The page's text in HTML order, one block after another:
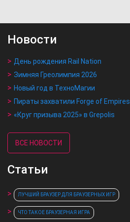
Новости
День рождения Rail Nation
Зимняя Греолимпия 2026
Новый год в ТехноМагии
Пираты захватили Forge of Empires
«Круг призыва 2025» в Grepolis
ВСЕ НОВОСТИ
Статьи
ЛУЧШИЙ БРАУЗЕР ДЛЯ БРАУЗЕРНЫХ ИГР
ЧТО ТАКОЕ БРАУЗЕРНАЯ ИГРА